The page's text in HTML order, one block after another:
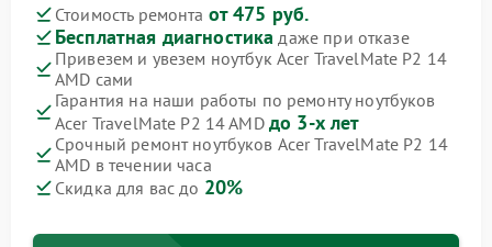
Стоимость ремонта от 475 руб.
Бесплатная диагностика даже при отказе
Привезем и увезем ноутбук Acer TravelMate P2 14
AMD сами
Гарантия на наши работы по ремонту ноутбуков
Acer TravelMate P2 14 AMD до 3-х лет
Срочный ремонт ноутбуков Acer TravelMate P2 14
AMD в течении часа
Скидка для вас до 20%